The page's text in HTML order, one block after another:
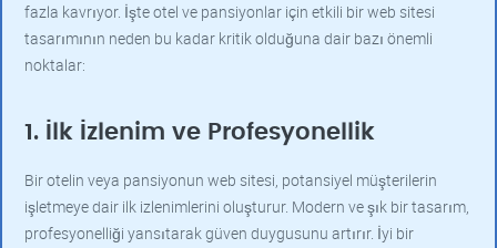
fazla kavrıyor. İşte otel ve pansiyonlar için etkili bir web sitesi
tasarımının neden bu kadar kritik olduğuna dair bazı önemli
noktalar:
1. İlk İzlenim ve Profesyonellik
Bir otelin veya pansiyonun web sitesi, potansiyel müşterilerin
işletmeye dair ilk izlenimlerini oluşturur. Modern ve şık bir tasarım,
profesyonelliği yansıtarak güven duygusunu artırır. İyi bir